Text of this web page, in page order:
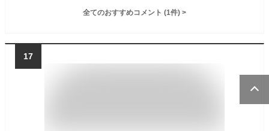
全てのおすすめコメント (1件) >
17